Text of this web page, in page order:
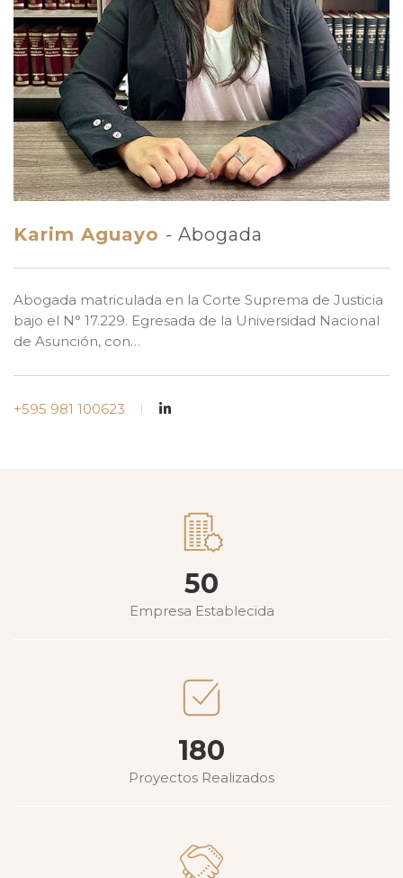
Karim Aguayo - Abogada
Abogada matriculada en la Corte Suprema de Justicia
bajo el N° 17.229. Egresada de la Universidad Nacional
de Asunción, con…
+595 981 100623
50
Empresa Establecida
180
Proyectos Realizados